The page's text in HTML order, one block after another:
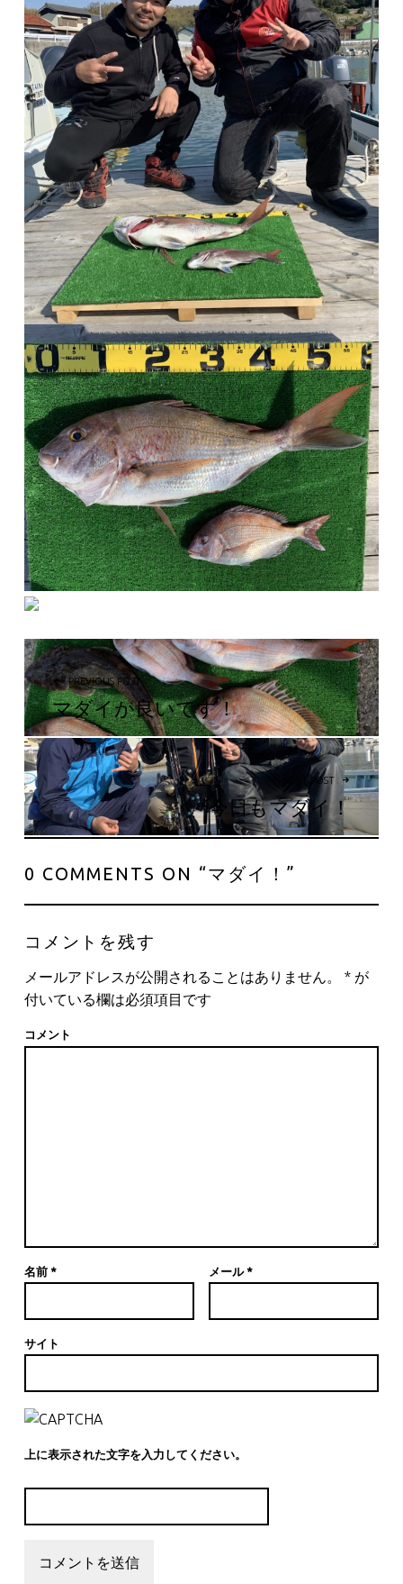
投稿ナビゲーション
PREVIOUS POST
マダイが良いです！
NEXT POST
今日もマダイ！
0 COMMENTS ON “マダイ！ ”
コメントを残す
メールアドレスが公開されることはありません。 *が
付いている欄は必須項目です
コメント
名前 * メール*
サイト
上に表示された文字を入力してください。